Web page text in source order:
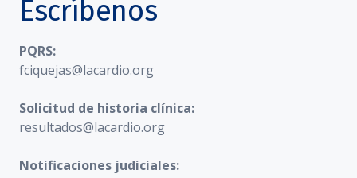
Escríbenos
PQRS:
fciquejas@lacardio.org
Solicitud de historia clínica:
resultados@lacardio.org
Notificaciones judiciales: